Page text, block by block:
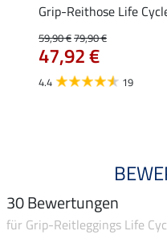
Grip-Reithose Life
59,90 €79,90 €
47,92 €
4.4 19
30 Bewertungen
für Grip-Reitleggings Life